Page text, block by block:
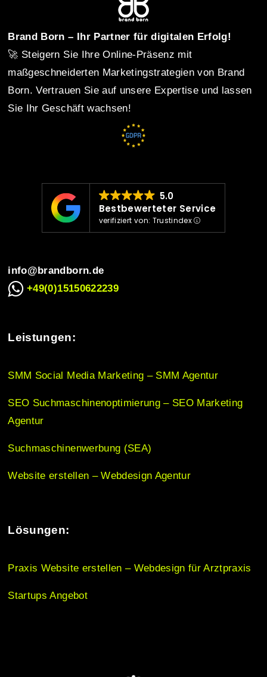
t
n
a
a
t
i
o
n
Brand Born – Ihr Partner für digitalen Erfolg!
🚀 Steigern Sie Ihre Online-Präsenz mit
maßgeschneiderten Marketingstrategien von Brand
Born. Vertrauen Sie auf unsere Expertise und lassen
Sie Ihr Geschäft wachsen!
5.0
Bestbewerteter Service
verifiziert von: Trustindex
info@brandborn.de
+49(0)15150622239
Leistungen:
SMM Social Media Marketing – SMM Agentur
SEO Suchmaschinenoptimierung – SEO Marketing
Agentur
Suchmaschinenwerbung (SEA)
Website erstellen – Webdesign Agentur
Lösungen:
Praxis Website erstellen – Webdesign für Arztpraxis
Startups Angebot